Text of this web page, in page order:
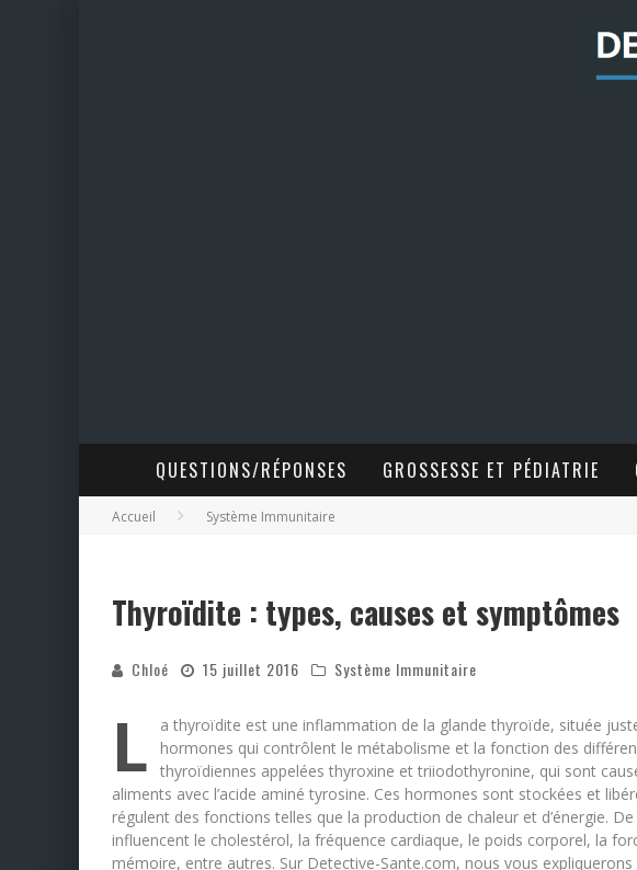
QUESTIONS/RÉPONSES GROSSESSE ET PÉDIATRIE
Accueil Système Immunitaire
Thyroïdite : types, causes et symptômes
Chloé 15 juillet 2016 Système Immunitaire
L
a thyroïdite est une inflammation de la glande thyroïde, située
hormones qui contrôlent le métabolisme et la fonction des
thyroïdiennes appelées thyroxine et triiodothyronine, qui sont
aliments avec l’acide aminé tyrosine. Ces hormones sont stockées et
régulent des fonctions telles que la production de chaleur et d’énergie.
influencent le cholestérol, la fréquence cardiaque, le poids corporel, la
mémoire, entre autres. Sur Detective-Sante.com, nous vous